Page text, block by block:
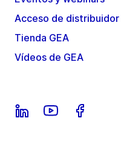
Acceso de
Tienda GEA
Vídeos de GEA